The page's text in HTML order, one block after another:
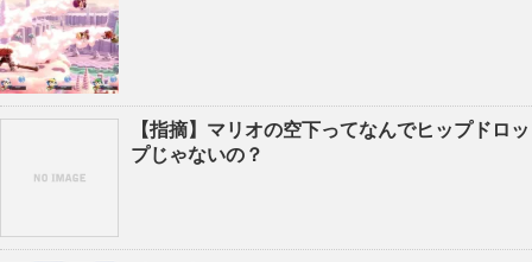
【指摘】マリオの空下ってなんでヒップドロッ
プじゃないの？